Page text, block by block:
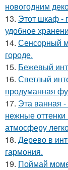
новогодним
13. Этот шкаф -
удобное
14. Сенсорный
городе.
15. Бежевый
16. Светлый
продуманная
17. Эта ванная -
нежные
атмосферу
18. Дерево в
гармония.
19. Поймай